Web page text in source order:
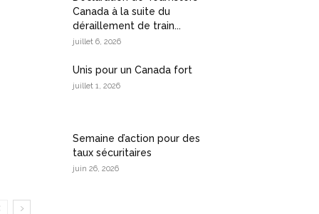
Canada à la suite du
déraillement de train...
juillet 6, 2026
Unis pour un Canada fort
juillet 1, 2026
Semaine d’action pour des
taux sécuritaires
juin 26, 2026